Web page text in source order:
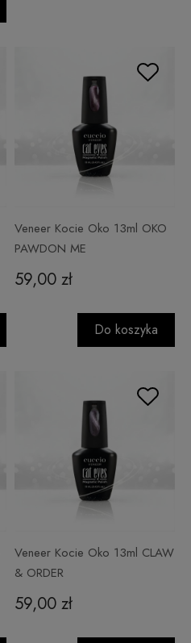
Veneer Kocie Oko 13ml OKO
PAWDON ME
59,00 zł
Do koszyka
Veneer Kocie Oko 13ml CLAW
& ORDER
59,00 zł